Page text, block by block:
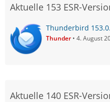
Aktuelle 153 ESR-
Thunderbird
Thunder 4. August
Aktuelle 140 ESR-